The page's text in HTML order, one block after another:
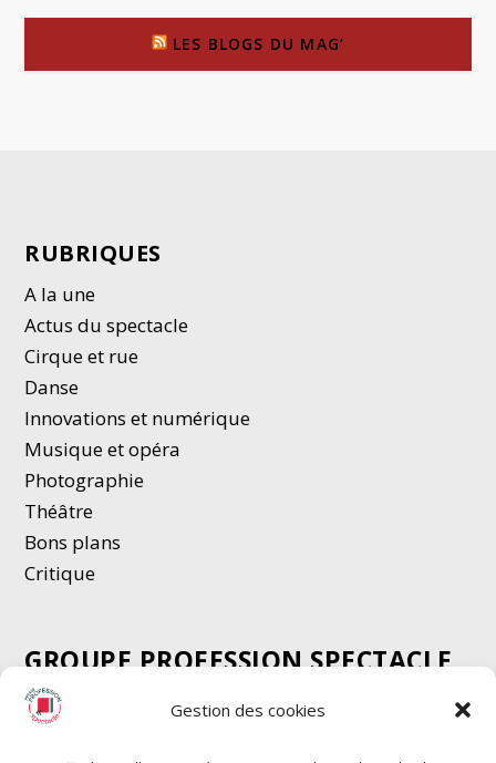
Gestion des cookies
LES BLOGS DU MAG’
RUBRIQUES
A la une
Actus du spectacle
Cirque et rue
Danse
Innovations et numérique
Musique et opéra
Photographie
Théâtre
Bons plans
Critique
GROUPE PROFESSION SPECTACLE
Chèque Intermittents